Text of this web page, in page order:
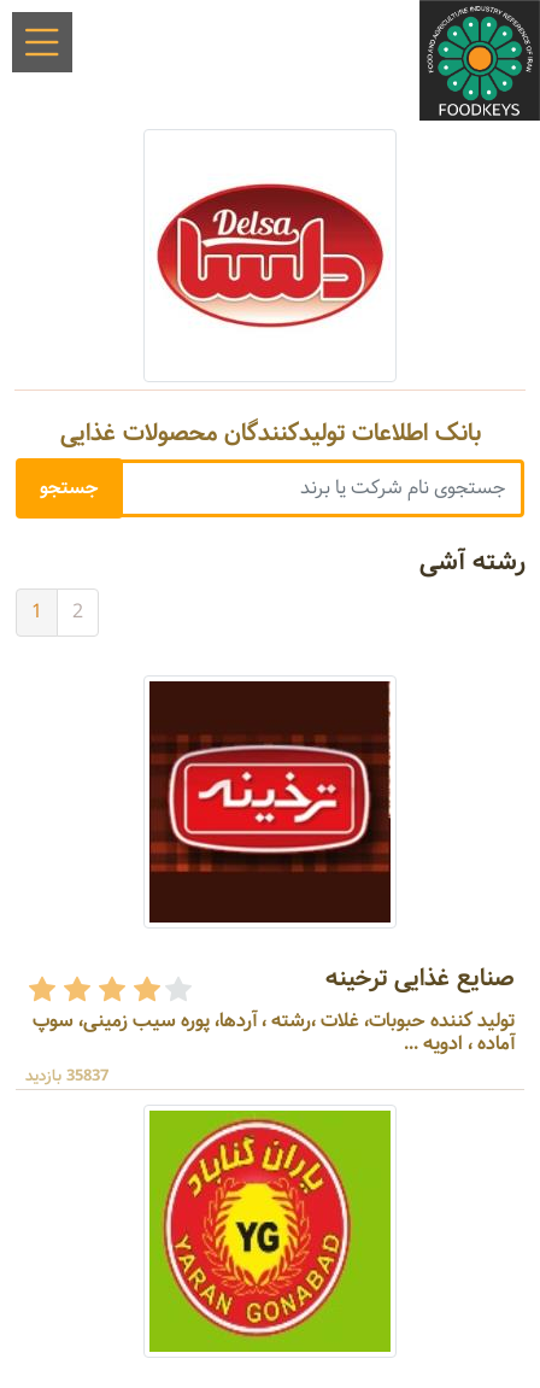
بانک اطلاعات تولیدکنندگان محصولات غذایی
رشته آشی
1 2
صنایع غذایی ترخینه
تولید کننده حبوبات، غلات ،رشته ، آردها، پوره سیب زمینی، سوپ
آماده ، ادویه ...
35837 بازدید